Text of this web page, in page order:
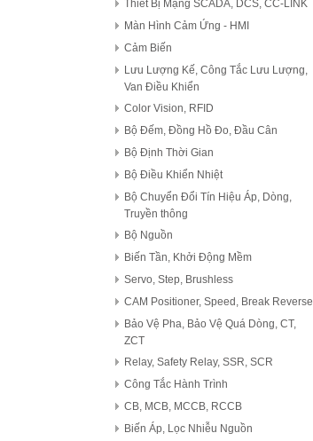
Thiết Bị Mạng SCADA, DCS, CC-LINK
Màn Hình Cảm Ứng - HMI
Cảm Biến
Lưu Lượng Kế, Công Tắc Lưu Lượng,
Van Điều Khiển
Color Vision, RFID
Bộ Đếm, Đồng Hồ Đo, Đầu Cân
Bộ Định Thời Gian
Bộ Điều Khiển Nhiệt
Bộ Chuyển Đổi Tín Hiệu Áp, Dòng,
Truyền thông
Bộ Nguồn
Biến Tần, Khởi Động Mềm
Servo, Step, Brushless
CAM Positioner, Speed, Break Reverse
Bảo Vệ Pha, Bảo Vệ Quá Dòng, CT,
ZCT
Relay, Safety Relay, SSR, SCR
Công Tắc Hành Trình
CB, MCB, MCCB, RCCB
Biến Áp, Lọc Nhiễu Nguồn